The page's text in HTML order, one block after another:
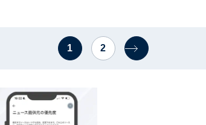
1 2